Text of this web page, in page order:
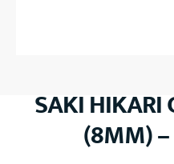
SAKI HIKARI
(8MM) –